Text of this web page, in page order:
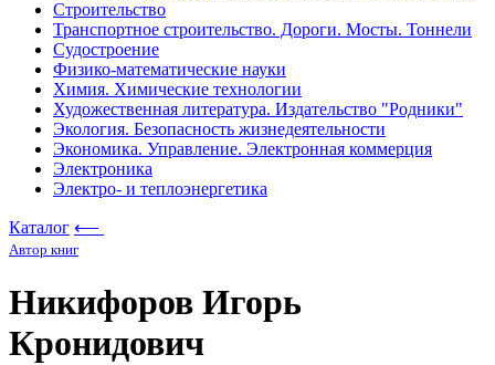
Строительство
Транспортное строительство. Дороги. Мосты. Тоннели
Судостроение
Физико-математические науки
Химия. Химические технологии
Художественная литература. Издательство "Родники"
Экология. Безопасность жизнедеятельности
Экономика. Управление. Электронная коммерция
Электроника
Электро- и теплоэнергетика
Каталог ⟵
Автор книг
Никифоров Игорь
Кронидович